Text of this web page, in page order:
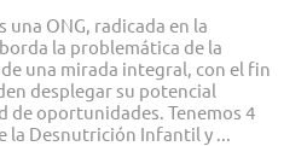
una ONG, radicada en la
la problemática de la
una mirada integral, con el fin
desplegar su potencial
de oportunidades. Tenemos 4
la Desnutrición Infantil y ...